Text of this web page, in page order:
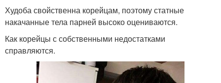
Худоба свойственна корейцам, поэтому статные
накачанные тела парней высоко оцениваются.
Как корейцы с собственными недостатками
справляются.